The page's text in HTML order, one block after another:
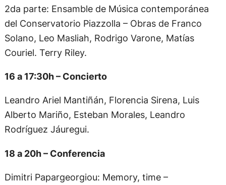
2da parte: Ensamble de Música contemporánea
del Conservatorio Piazzolla – Obras de Franco
Solano, Leo Masliah, Rodrigo Varone, Matías
Couriel. Terry Riley.
16 a 17:30h – Concierto
Leandro Ariel Mantiñán, Florencia Sirena, Luis
Alberto Mariño, Esteban Morales, Leandro
Rodríguez Jáuregui.
18 a 20h – Conferencia
Dimitri Papargeorgiou: Memory, time –